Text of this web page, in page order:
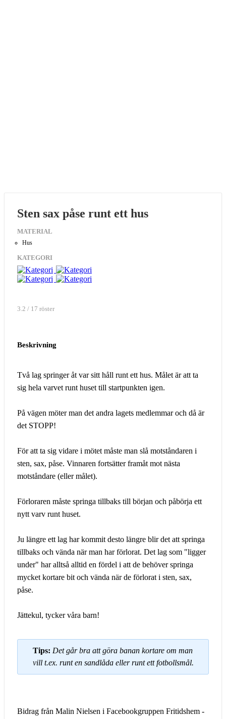
Sten sax påse runt ett hus
MATERIAL
Hus
KATEGORI
3.2 / 17 röster
Beskrivning
Två lag springer åt var sitt håll runt ett hus. Målet är att ta
sig hela varvet runt huset till startpunkten igen.
På vägen möter man det andra lagets medlemmar och då är
det STOPP!
För att ta sig vidare i mötet måste man slå motståndaren i
sten, sax, påse. Vinnaren fortsätter framåt mot nästa
motståndare (eller målet).
Förloraren måste springa tillbaks till början och påbörja ett
nytt varv runt huset.
Ju längre ett lag har kommit desto längre blir det att springa
tillbaks och vända när man har förlorat. Det lag som "ligger
under" har alltså alltid en fördel i att de behöver springa
mycket kortare bit och vända när de förlorat i sten, sax,
påse.
Jättekul, tycker våra barn!
Tips: Det går bra att göra banan kortare om man
vill t.ex. runt en sandlåda eller runt ett fotbollsmål.
Bidrag från Malin Nielsen i Facebookgruppen Fritidshem -